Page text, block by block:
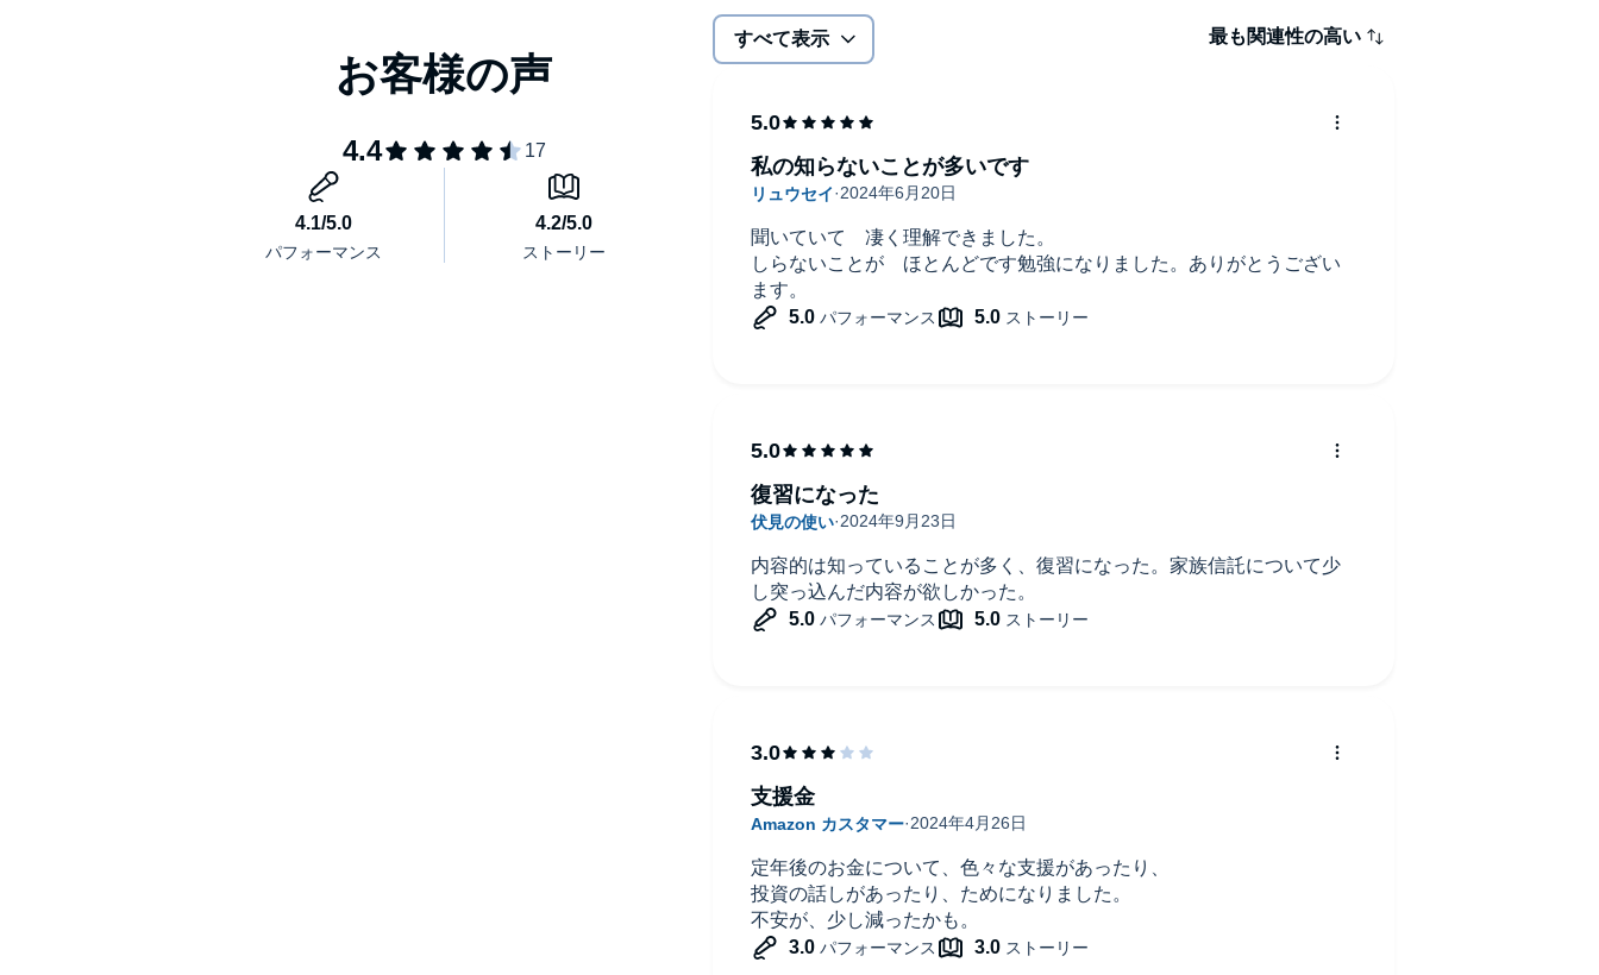
すべて表示 最も関連性の高い
聞いていて 凄く理解できました。
しらないことが ほとんどです勉強になりました。ありがとうござい
ます。
私の知らないことが多いです
内容的は知っていることが多く、復習になった。家族信託について少
し突っ込んだ内容が欲しかった。
復習になった
定年後のお金について、色々な支援があったり、
投資の話しがあったり、ためになりました。
不安が、少し減ったかも。
支援金